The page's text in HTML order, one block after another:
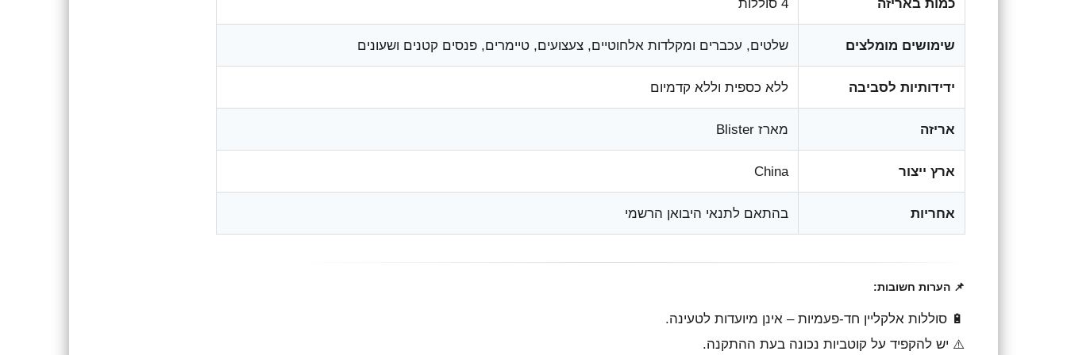
כמות באריזה 4 סוללות
שימושים מומלצים שלטים, עכברים ומקלדות אלחוטיים, צעצועים, טיימרים, פנסים קטנים ושעונים
ידידותיות לסביבה ללא כספית וללא קדמיום
אריזה מארז Blister
ארץ ייצור China
אחריות בהתאם לתנאי היבואן הרשמי
📌 הערות חשובות:
🔋 סוללות אלקליין חד-פעמיות – אינן מיועדות לטעינה.
⚠️ יש להקפיד על קוטביות נכונה בעת ההתקנה.